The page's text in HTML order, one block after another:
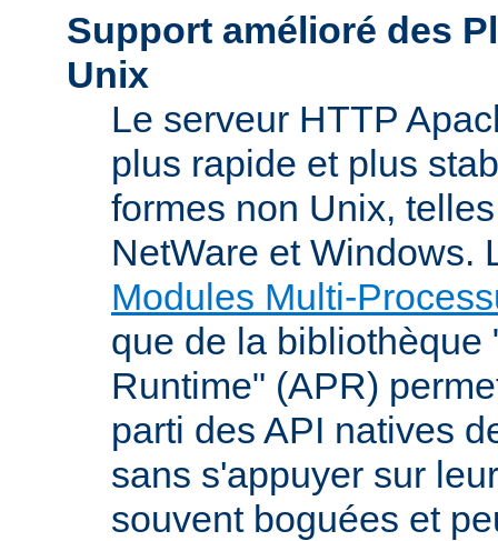
Support amélioré des
Unix
Le serveur HTTP
plus rapide et plus
formes non Unix,
NetWare et Windows.
Modules Multi-
que de la bibliothèque
Runtime" (APR)
parti des API natives
sans s'appuyer sur
souvent boguées et